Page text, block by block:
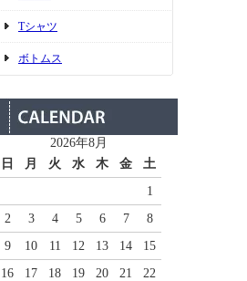
Tシャツ
ボトムス
2026年8月
日
月 火 水 木 金
土
1
2
3 4 5 6 7
8
9
10 11 12 13 14
15
16
17 18 19 20 21
22